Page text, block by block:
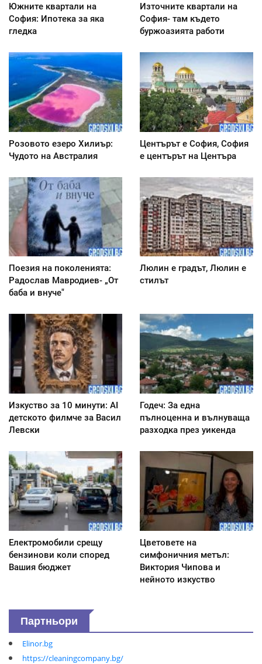
Южните квартали на
София: Ипотека за яка
гледка
Източните квартали на
София- там където
буржоазията работи
Розовото езеро Хилиър:
Чудото на Австралия
Центърът е София, София
е центърът на Центъра
Поезия на поколенията:
Радослав Мавродиев- „От
баба и внуче"
Люлин е градът, Люлин е
стилът
Изкуство за 10 минути: AI
детското филмче за Васил
Левски
Годеч: За една
пълноценна и вълнуваща
разходка през уикенда
Електромобили срещу
бензинови коли според
Вашия бюджет
Цветовете на
симфоничния метъл:
Виктория Чипова и
нейното изкуство
Партньори
Elinor.bg
https://cleaningcompany.bg/